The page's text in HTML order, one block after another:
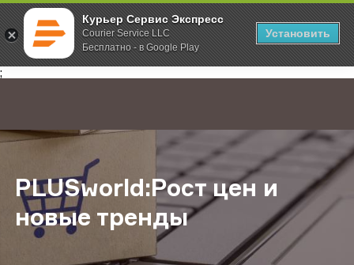
Курьер Сервис Экспресс
Courier Service LLC
Бесплатно - в Google Play
Установить
;
Главная О компании Новости PLUSworld:Рост цен и новые
PLUSworld:Рост цен и
новые тренды